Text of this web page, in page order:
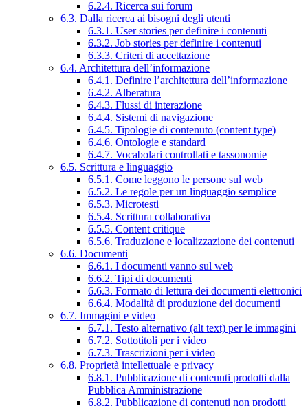
6.2.4. Ricerca sui forum
6.3. Dalla ricerca ai bisogni degli utenti
6.3.1. User stories per definire i contenuti
6.3.2. Job stories per definire i contenuti
6.3.3. Criteri di accettazione
6.4. Architettura dell’informazione
6.4.1. Definire l’architettura dell’informazione
6.4.2. Alberatura
6.4.3. Flussi di interazione
6.4.4. Sistemi di navigazione
6.4.5. Tipologie di contenuto (content type)
6.4.6. Ontologie e standard
6.4.7. Vocabolari controllati e tassonomie
6.5. Scrittura e linguaggio
6.5.1. Come leggono le persone sul web
6.5.2. Le regole per un linguaggio semplice
6.5.3. Microtesti
6.5.4. Scrittura collaborativa
6.5.5. Content critique
6.5.6. Traduzione e localizzazione dei contenuti
6.6. Documenti
6.6.1. I documenti vanno sul web
6.6.2. Tipi di documenti
6.6.3. Formato di lettura dei documenti elettronici
6.6.4. Modalità di produzione dei documenti
6.7. Immagini e video
6.7.1. Testo alternativo (alt text) per le immagini
6.7.2. Sottotitoli per i video
6.7.3. Trascrizioni per i video
6.8. Proprietà intellettuale e privacy
6.8.1. Pubblicazione di contenuti prodotti dalla
Pubblica Amministrazione
6.8.2. Pubblicazione di contenuti non prodotti